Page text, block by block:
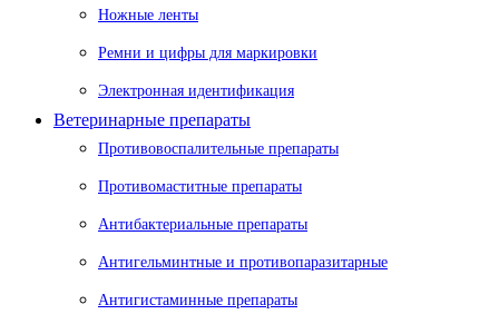
Ножные ленты
Ремни и цифры для маркировки
Электронная идентификация
Ветеринарные препараты
Противовоспалительные препараты
Противомаститные препараты
Антибактериальные препараты
Антигельминтные и противопаразитарные
Антигистаминные препараты